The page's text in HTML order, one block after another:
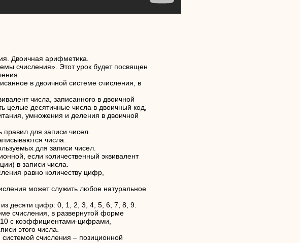
Двоичная арифметика.
счисления». Этот урок будет посвящен
в двоичной системе счисления, в
числа, записанного в двоичной
целые десятичные числа в двоичный код,
умножения и деления в двоичной
правил для записи чисел.
числа.
для записи чисел.
если количественный эквивалент
в записи числа.
равно количеству цифр,
может служить любое натуральное
десяти цифр: 0, 1, 2, 3, 4, 5, 6, 7, 8, 9.
счисления, в развернутой форме
с коэффициентами-цифрами,
этого числа.
счисления – позиционной